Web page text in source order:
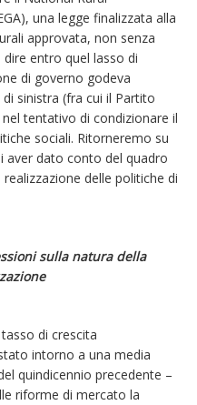
una legge finalizzata alla
approvata, non senza
entro quel lasso di
di governo godeva
sinistra (fra cui il Partito
tentativo di condizionare il
sociali. Ritorneremo su
aver dato conto del quadro
delle politiche di
sulla natura della
di crescita
intorno a una media
quindicennio precedente –
riforme di mercato la